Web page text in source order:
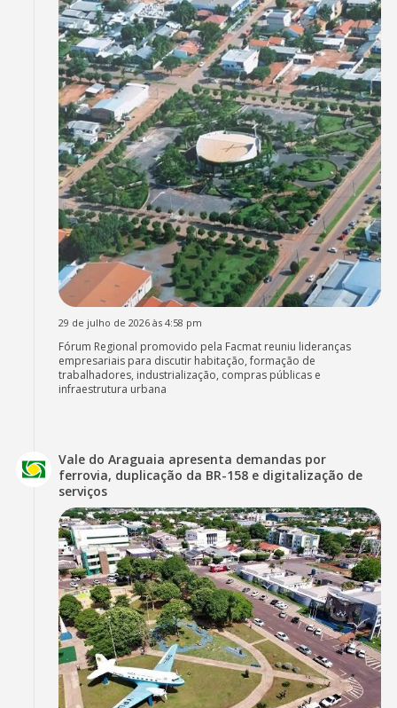
29 de julho de 2026 às 4:58 pm
Fórum Regional promovido pela Facmat reuniu lideranças
empresariais para discutir habitação, formação de
trabalhadores, industrialização, compras públicas e
infraestrutura urbana
Vale do Araguaia apresenta demandas por
ferrovia, duplicação da BR-158 e digitalização de
serviços